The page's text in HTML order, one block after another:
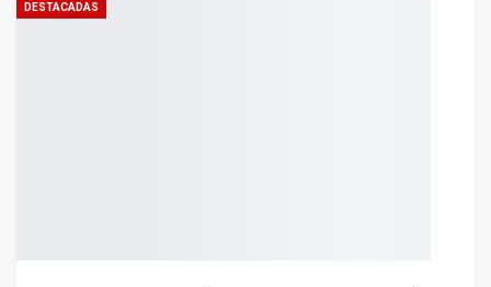
DESTACADAS